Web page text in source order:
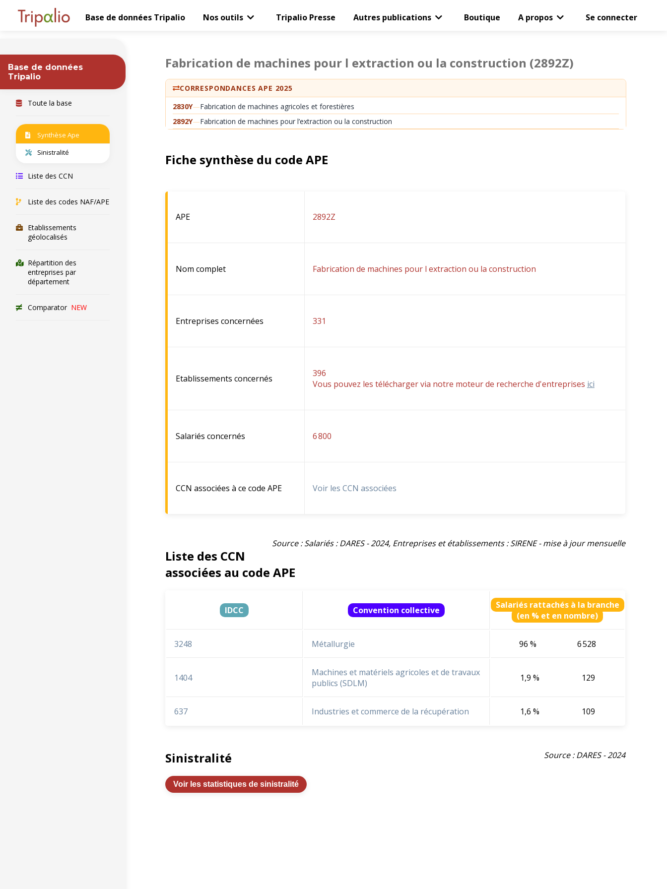
Base de données Tripalio Nos outils Tripalio Presse Autres publications Boutique A propos Se connecter
Base de données
Tripalio
Toute la base
Synthèse Ape
Sinistralité
Liste des CCN
Liste des codes NAF/APE
Etablissements
géolocalisés
Répartition des
entreprises par
département
Comparator NEW
Fabrication de machines pour l extraction ou la construction (2892Z)
CORRESPONDANCES APE 2025
2830Y—Fabrication de machines agricoles et forestières
2892Y—Fabrication de machines pour l’extraction ou la construction
Fiche synthèse du code APE
APE 2892Z
Nom complet Fabrication de machines pour l extraction ou la construction
Entreprises concernées 331
Etablissements concernés
396
Vous pouvez les télécharger via notre moteur de recherche d'entreprises ici
Salariés concernés 6 800
CCN associées à ce code APE Voir les CCN associées
Source : Salariés : DARES - 2024, Entreprises et établissements : SIRENE - mise à jour mensuelle
Liste des CCN
associées au code APE
IDCC Convention collective
Salariés rattachés à la branche
(en % et en nombre)
3248 Métallurgie 96 % 6 528
1404
Machines et matériels agricoles et de travaux
publics (SDLM)
1,9 % 129
637 Industries et commerce de la récupération 1,6 % 109
Source : DARES - 2024
Sinistralité
Voir les statistiques de sinistralité